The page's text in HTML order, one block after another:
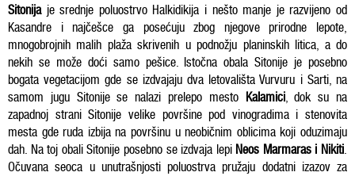
Sitonija je srednje poluostrvo Halkidikija i nešto manje je razvijeno od
Kasandre i najčešce ga posećuju zbog njegove prirodne lepote,
mnogobrojnih malih plaža skrivenih u podnožju planinskih litica, a do
nekih se može doći samo pešice. Istočna obala Sitonije je posebno
bogata vegetacijom gde se izdvajaju dva letovališta Vurvuru i Sarti, na
samom jugu Sitonije se nalazi prelepo mesto Kalamici, dok su na
zapadnoj strani Sitonije velike površine pod vinogradima i stenovita
mesta gde ruda izbija na površinu u neobičnim oblicima koji oduzimaju
dah. Na toj obali Sitonije posebno se izdvaja lepi Neos Marmaras i Nikiti.
Očuvana seoca u unutrašnjosti poluostrva pružaju dodatni izazov za